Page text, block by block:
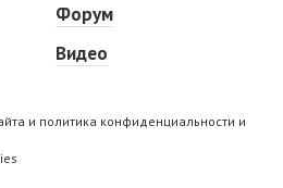
Форум
Видео
и политика конфиденциальности и